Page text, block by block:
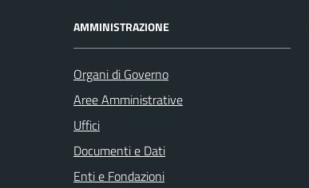
AMMINISTRAZIONE
Organi di Governo
Aree Amministrative
Uffici
Documenti e Dati
Enti e Fondazioni